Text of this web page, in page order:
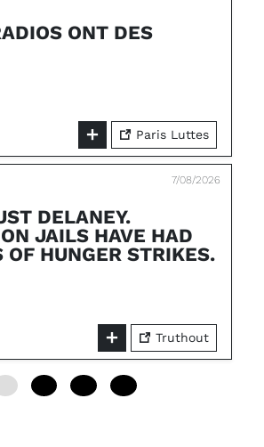
ONT DES
Paris Luttes
7/08/2026
DELANEY.
JAILS HAVE HAD
OF HUNGER STRIKES.
Truthout